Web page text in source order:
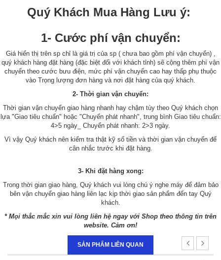
Quý Khách Mua Hàng Lưu ý:
1- Cước phí vận chuyển:
Giá hiển thị trên sp chỉ là giá trị của sp ( chưa bao gồm phí vận chuyển) ,
quý khách hàng đặt hàng (đặc biệt đối với khách tỉnh) sẽ cộng thêm phí vận
chuyển theo cước bưu điện, mức phí vận chuyển cao hay thấp phụ thuộc
vào Trọng lượng đơn hàng và nơi đặt hàng của quý khách.
2- Thời gian vận chuyển:
Thời gian vận chuyển giao hàng nhanh hay chậm tùy theo Quý khách chọn
lựa "Giao tiêu chuẩn" hoặc "Chuyển phát nhanh", trung bình Giao tiêu chuẩn:
4>5 ngày_ Chuyển phát nhanh: 2>3 ngày.
Vì vậy Quý khách nên kiểm tra thật kỹ số tiền và thời gian vận chuyển để
cân nhắc trước khi đặt hàng.
3- Khi đặt hàng xong:
Trong thời gian giao hàng, Quý khách vui lòng chú ý nghe máy để đảm bảo
bên vận chuyển giao hàng liên lạc kịp thời giao sản phẩm đến tay Quý
khách.
* Mọi thắc mắc xin vui lòng liên hệ ngay với Shop theo thông tin trên
website. Cảm ơn!
SẢN PHẨM LIÊN QUAN